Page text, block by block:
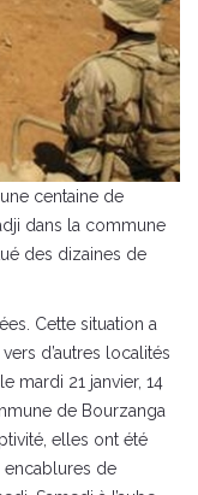
centaine de
dans la commune
des dizaines de
Cette situation a
d’autres localités
mardi 21 janvier, 14
de Bourzanga
elles ont été
encablures de